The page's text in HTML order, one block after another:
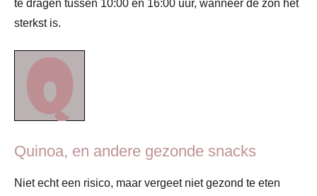
te dragen tussen 10:00 en 16:00 uur, wanneer de zon het
sterkst is.
Quinoa, en andere gezonde snacks
Niet echt een risico, maar vergeet niet gezond te eten